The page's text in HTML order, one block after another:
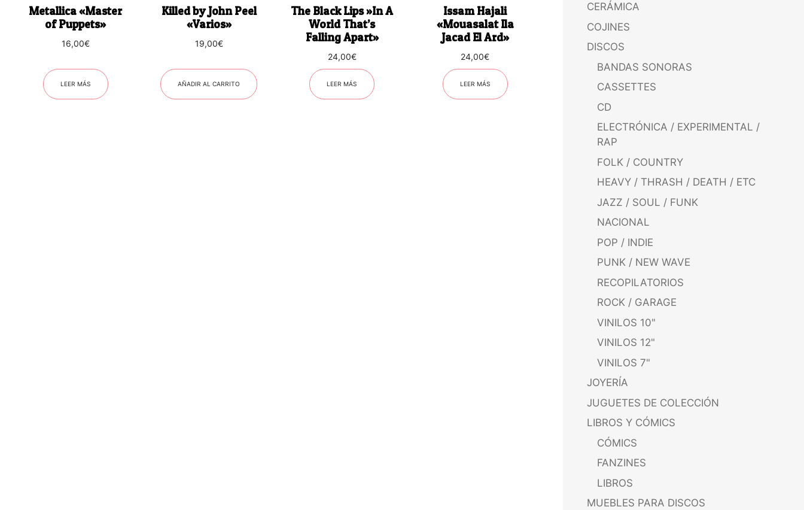
Metallica «Master
of Puppets»
16,00€
LEER MÁS
Killed by John Peel
«Varios»
19,00€
AÑADIR AL CARRITO
The Black Lips ‎»In A
World That’s
Falling Apart»
24,00€
LEER MÁS
Issam Hajali
«Mouasalat Ila
Jacad El Ard»
24,00€
LEER MÁS
CERÁMICA
COJINES
DISCOS
BANDAS SONORAS
CASSETTES
CD
ELECTRÓNICA / EXPERIMENTAL /
RAP
FOLK / COUNTRY
HEAVY / THRASH / DEATH / ETC
JAZZ / SOUL / FUNK
NACIONAL
POP / INDIE
PUNK / NEW WAVE
RECOPILATORIOS
ROCK / GARAGE
VINILOS 10"
VINILOS 12"
VINILOS 7"
JOYERÍA
JUGUETES DE COLECCIÓN
LIBROS Y CÓMICS
CÓMICS
FANZINES
LIBROS
MUEBLES PARA DISCOS